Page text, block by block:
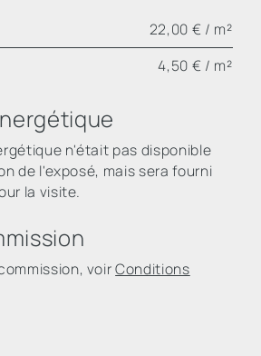
22,00 € / m²
4,50 € / m²
n'était pas disponible
de l'exposé, mais sera fourni
la visite.
voirConditions